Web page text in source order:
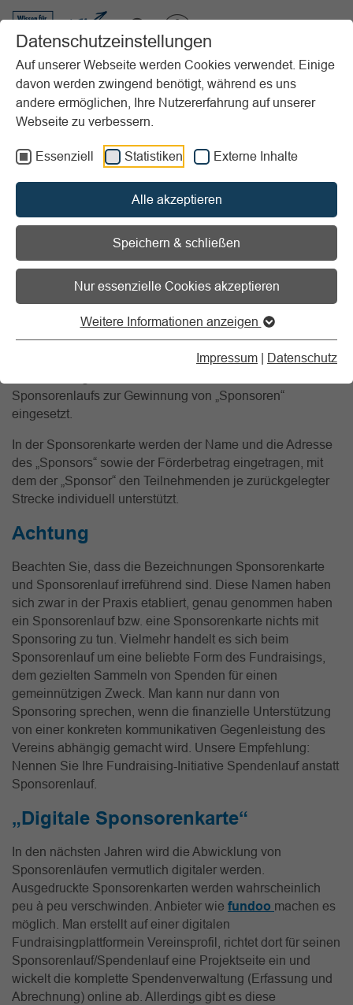
Datenschutzeinstellungen
Auf unserer Webseite werden Cookies verwendet. Einige
davon werden zwingend benötigt, während es uns
andere ermöglichen, Ihre Nutzererfahrung auf unserer
Webseite zu verbessern.
Essenziell Statistiken Externe Inhalte
Alle akzeptieren
Speichern & schließen
Nur essenzielle Cookies akzeptieren
Weitere Informationen anzeigen
Impressum | Datenschutz
Startseite Vereinsmanagement Marketing
Sponsoring
Checklisten/Musterdokumente
Sponsorenlauf – Sponsorenkarte
Vorlesen
Informationen zum Readspeaker öffnen
Sponsorenlauf –
Sponsorenkarte
Dokumentiert die Sponsorenbeträge
Die Sponsorenkarte wird oft auch als Laufkarte bezeichnet.
Die Sponsorenkarte wird von den
Sponsorenlaufs zur Gewinnung von „Sponsoren“
eingesetzt.
In der Sponsorenkarte werden der Name und die Adresse
des „Sponsors“ sowie der Förderbetrag eingetragen, mit
dem der „Sponsor“ den Teilnehmenden je zurückgelegter
Strecke individuell unterstützt.
Achtung
Beachten Sie, dass die Bezeichnungen Sponsorenkarte
und Sponsorenlauf irreführend sind. Diese Namen haben
sich zwar in der Praxis etabliert, genau genommen haben
ein Sponsorenlauf bzw. eine Sponsorenkarte nichts mit
Sponsoring zu tun. Vielmehr handelt es sich beim
Sponsorenlauf um eine beliebte Form des Fundraisings,
dem gezielten Sammeln von Spenden für einen
gemeinnützigen Zweck. Man kann nur dann von
Sponsoring sprechen, wenn die finanzielle Unterstützung
von einer konkreten kommunikativen Gegenleistung des
Vereins abhängig gemacht wird. Unsere Empfehlung:
Nennen Sie Ihre Fundraising-Initiative Spendenlauf anstatt
Sponsorenlauf.
„Digitale Sponsorenkarte“
In den nächsten Jahren wird die Abwicklung von
Sponsorenläufen vermutlich digitaler werden.
Ausgedruckte Sponsorenkarten werden wahrscheinlich
peu à peu verschwinden. Anbieter wie fundoo machen es
möglich. Man erstellt auf einer digitalen
Fundraisingplattformein Vereinsprofil, richtet dort für seinen
Sponsorenlauf/Spendenlauf eine Projektseite ein und
wickelt die komplette Spendenverwaltung (Erfassung und
Abrechnung) online ab. Allerdings gibt es diese